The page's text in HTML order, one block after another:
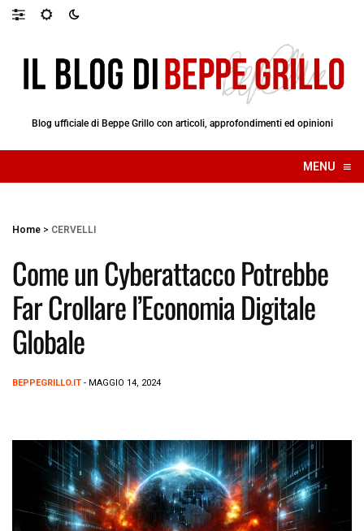
Blog ufficiale di Beppe Grillo con articoli, approfondimenti ed opinioni
MENU ≡
☰
Home > CERVELLI
Come un Cyberattacco Potrebbe
Far Crollare l’Economia Digitale
Globale
BEPPEGRILLO.IT - MAGGIO 14, 2024